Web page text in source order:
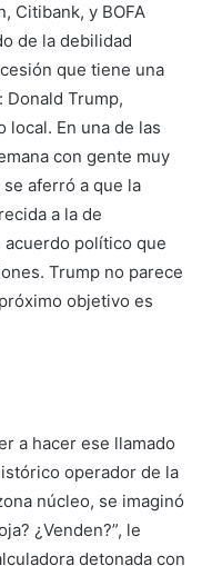
Citibank, y BOFA
de la debilidad
que tiene una
Donald Trump,
local. En una de las
con gente muy
se aferró a que la
a la de
acuerdo político que
Trump no parece
objetivo es
a hacer ese llamado
operador de la
núcleo, se imaginó
¿Venden?”, le
detonada con